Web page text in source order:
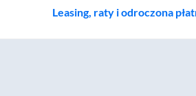
Leasing, raty i odroczona